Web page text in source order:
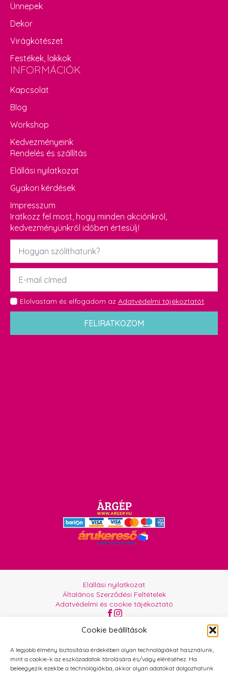
Cookie beállítások
A legjobb élmény biztosítása érdekében olyan technológiákat használunk,
mint a cookie-k az eszközadatok tárolására és/vagy eléréséhez. Ha
beleegyezik ezekbe a technológiákba, akkor olyan adatokat dolgozhatunk
Ünnepek
Dekor
Virágkötészet
Festékek, lakkok
INFORMÁCIÓK
Kapcsolat
Blog
Workshop
Kedvezményeink
Rendelés és szállítás
Elállási nyilatkozat
Gyakori kérdések
Impresszum
Iratkozz fel most, hogy minden akciónkról,
kedvezményünkről időben értesülj!
Név
Email
GDPR
*
Elolvastam és elfogadom az Adatvédelmi tájékoztatót.
FELIRATKOZOM
Elállási nyilatkozat
Általános Szerződési Feltételek
Adatvédelmi és cookie tájékoztató